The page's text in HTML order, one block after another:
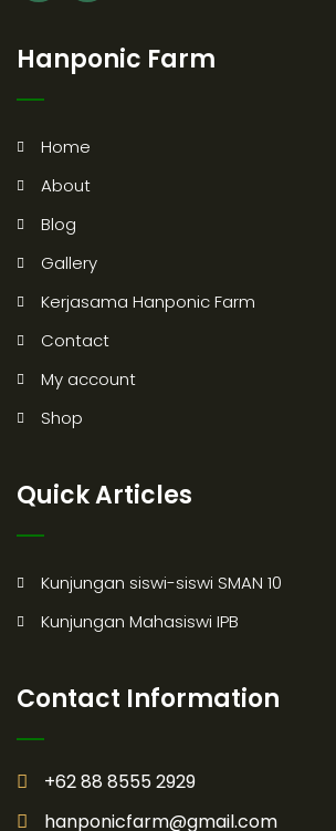
Hanponic Farm
Home
About
Blog
Gallery
Kerjasama Hanponic Farm
Contact
My account
Shop
Quick Articles
Kunjungan siswi-siswi SMAN 10
Kunjungan Mahasiswi IPB
Contact Information
+62 88 8555 2929
hanponicfarm@gmail.com